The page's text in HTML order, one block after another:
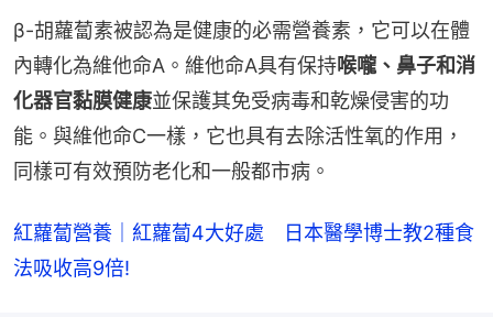
β-胡蘿蔔素被認為是健康的必需營養素，它可以在體
內轉化為維他命A。維他命A具有保持喉嚨、鼻子和消
化器官黏膜健康並保護其免受病毒和乾燥侵害的功
能。與維他命C一樣，它也具有去除活性氧的作用，
同樣可有效預防老化和一般都市病。
紅蘿蔔營養｜紅蘿蔔4大好處　日本醫學博士教2種食
法吸收高9倍!